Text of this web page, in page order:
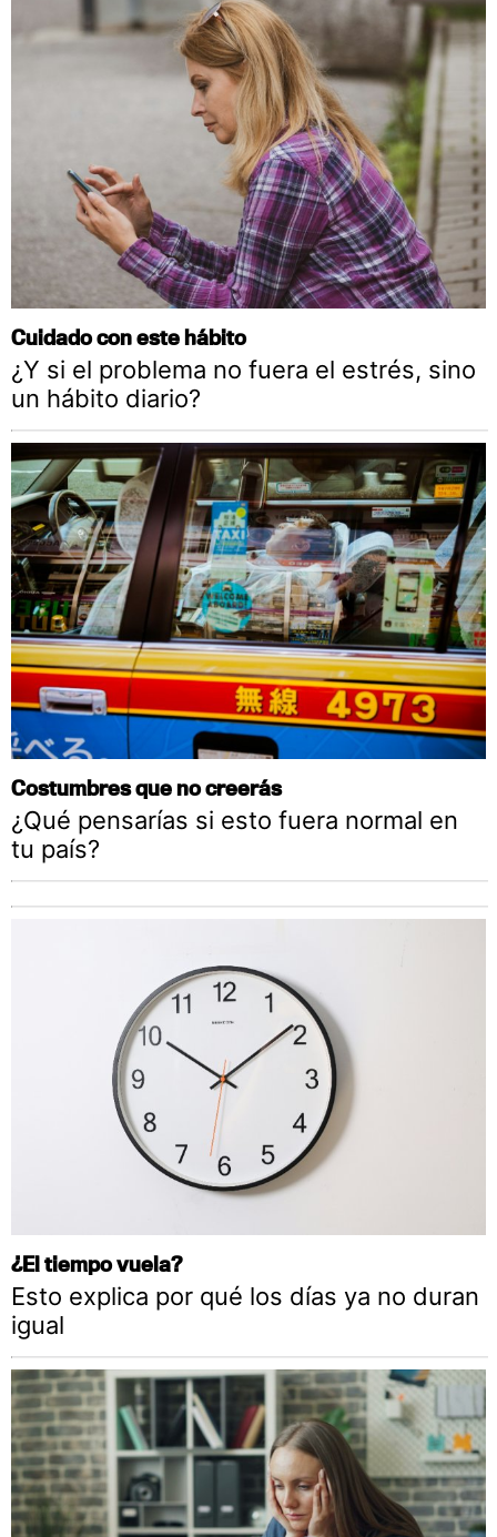
Cuidado con este hábito
¿Y si el problema no fuera el estrés, sino
un hábito diario?
Costumbres que no creerás
¿Qué pensarías si esto fuera normal en
tu país?
¿El tiempo vuela?
Esto explica por qué los días ya no duran
igual